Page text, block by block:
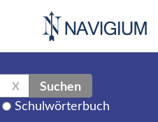
X Suchen
Schulwörterbuch